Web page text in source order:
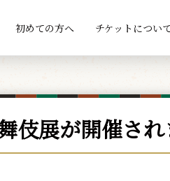
初めての方へ チケットについ
伎展が開催さ